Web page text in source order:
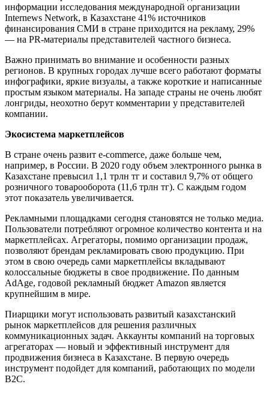
информации исследования международной организации
Internews Network, в Казахстане 41% источников
финансирования СМИ в стране приходится на рекламу, 29%
— на PR-материалы представителей частного бизнеса.
Важно принимать во внимание и особенности разных
регионов. В крупных городах лучше всего работают форматы
инфографики, яркие визуалы, а также короткие и написанные
простым языком материалы. На западе страны не очень любят
лонгриды, неохотно берут комментарии у представителей
компании.
Экосистема маркетплейсов
В стране очень развит e-commerce, даже больше чем,
например, в России. В 2020 году объем электронного рынка в
Казахстане превысил 1,1 трлн тг и составил 9,7% от общего
розничного товарооборота (11,6 трлн тг). С каждым годом
этот показатель увеличивается.
Рекламными площадками сегодня становятся не только медиа.
Пользователи потребляют огромное количество контента и на
маркетплейсах. Агрегаторы, помимо организации продаж,
позволяют брендам рекламировать свою продукцию. При
этом в свою очередь сами маркетплейсы вкладывают
колоссальные бюджеты в свое продвижение. По данным
AdAge, годовой рекламный бюджет Amazon является
крупнейшим в мире.
Пиарщики могут использовать развитый казахстанский
рынок маркетплейсов для решения различных
коммуникационных задач. Аккаунты компаний на торговых
агрегаторах — новый и эффективный инструмент для
продвижения бизнеса в Казахстане. В первую очередь
инструмент подойдет для компаний, работающих по модели
В2С.